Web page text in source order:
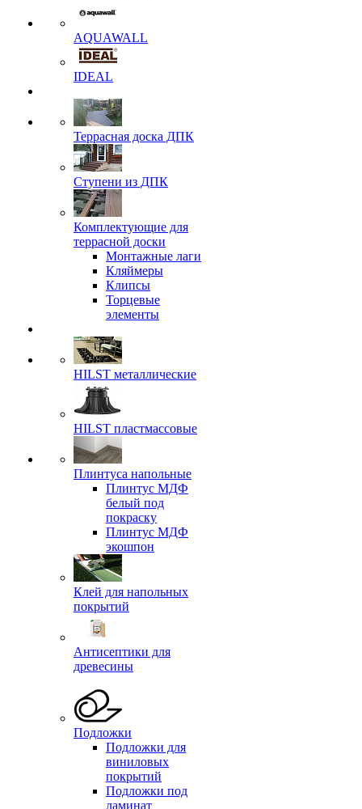
AQUAWALL
IDEAL
Террасная доска ДПК
Ступени из ДПК
Комплектующие для
террасной доски
Монтажные лаги
Кляймеры
Клипсы
Торцевые
элементы
HILST металлические
HILST пластмассовые
Плинтуса напольные
Плинтус МДФ
белый под
покраску
Плинтус МДФ
экошпон
Клей для напольных
покрытий
Антисептики для
древесины
Подложки
Подложки для
виниловых
покрытий
Подложки под
ламинат